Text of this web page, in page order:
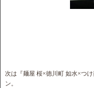
次は『麺屋 桜×徳川町 如水×つ
ン。